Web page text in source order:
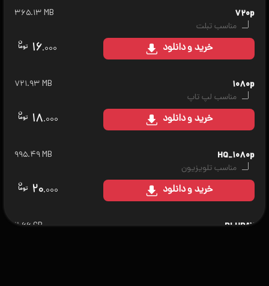
۷۲۰p
مناسب تبلت
۳۶۵.۱۳ MB
خریدو دانلود ۱۶.۰۰۰
۱۰۸۰p
مناسب لپ تاپ
۷۲۱.۹۳ MB
خریدو دانلود ۱۸.۰۰۰
HQ_۱۰۸۰p
مناسب تلویزیون
۹۹۵.۴۹ MB
خریدو دانلود ۲۰.۰۰۰
BLURAY
۲.۶۶ GB